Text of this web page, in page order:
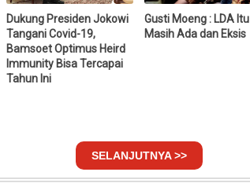
Dukung Presiden Jokowi
Tangani Covid-19,
Bamsoet Optimus Heird
Immunity Bisa Tercapai
Tahun Ini
Gusti Moeng : LDA Itu
Masih Ada dan Eksis
SELANJUTNYA >>